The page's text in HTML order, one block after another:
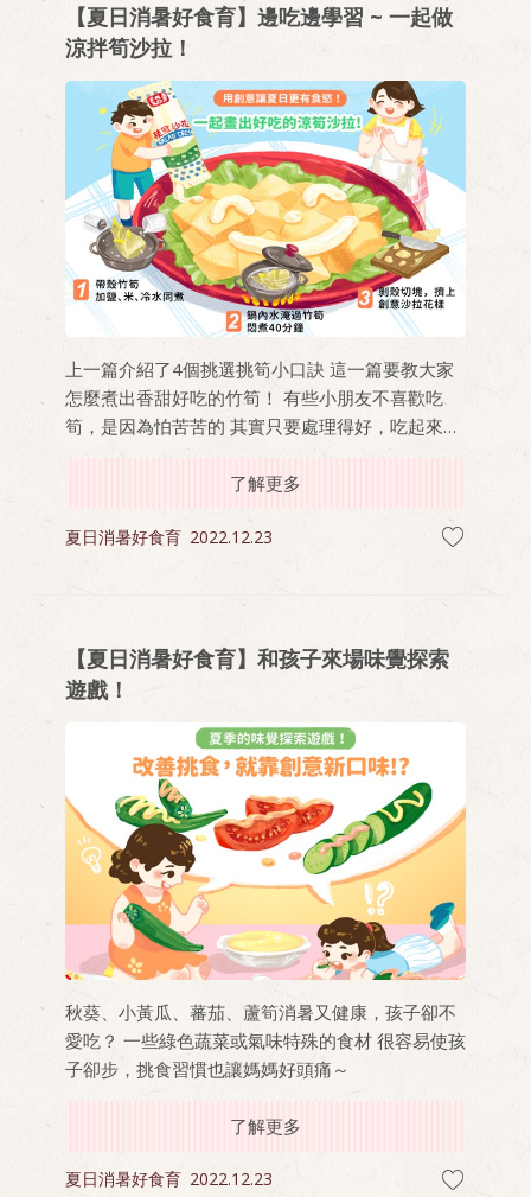
【夏日消暑好食育】邊吃邊學習 ~ 一起做
涼拌筍沙拉！
上一篇介紹了4個挑選挑筍小口訣 這一篇要教大家
怎麼煮出香甜好吃的竹筍！ 有些小朋友不喜歡吃
筍，是因為怕苦苦的 其實只要處理得好，吃起來就
會細嫩又甘甜！
了解更多
夏日消暑好食育 2022.12.23
【夏日消暑好食育】和孩子來場味覺探索
遊戲！
秋葵、小黃瓜、蕃茄、蘆筍消暑又健康，孩子卻不
愛吃？ 一些綠色蔬菜或氣味特殊的食材 很容易使孩
子卻步，挑食習慣也讓媽媽好頭痛～
了解更多
夏日消暑好食育 2022.12.23